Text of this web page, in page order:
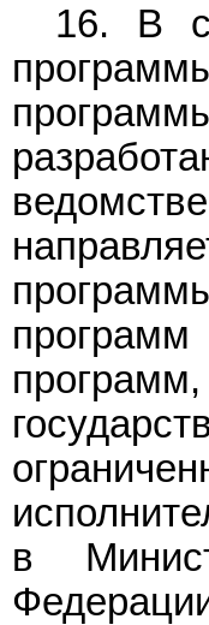
16. В
в